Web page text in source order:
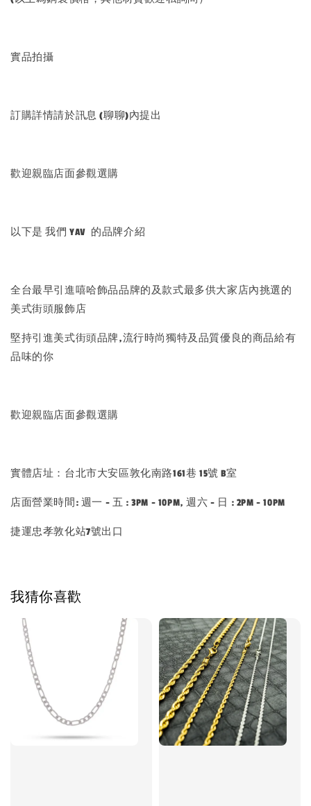
實品拍攝
訂購詳情請於訊息 (聊聊)內提出
歡迎親臨店面參觀選購
以下是 我們 YAV 的品牌介紹
全台最早引進嘻哈飾品品牌的及款式最多供大家店內挑選的
美式街頭服飾店
堅持引進美式街頭品牌,流行時尚獨特及品質優良的商品給有
品味的你
歡迎親臨店面參觀選購
實體店址：台北市大安區敦化南路161巷 15號 B室
店面營業時間: 週一 - 五 : 3PM - 10PM, 週六 - 日 : 2PM - 10PM
捷運忠孝敦化站7號出口
我猜你喜歡